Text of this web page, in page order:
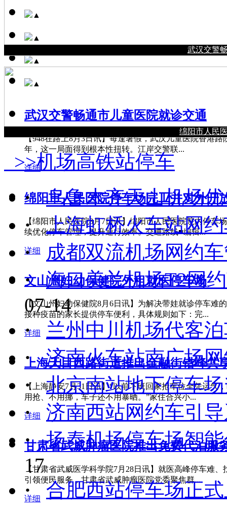
▲
▲
▲
▲
武汉交警畅通市儿童医院就诊交通
【948在路上8月3日讯】每逢暑假，武汉儿童医院香港
年，这一局面得到根本性扭转。江岸交警联...
详细
绵阳市人民医院停车场完工并对外开
【绵阳市人民医院8月7日讯】绵阳市人民医院院内停
续优化停车管理，提升通行效率。交通路线■编辑...
详细
文山州妇幼保健院外租就医停车场
【文山州妇幼保健院8月6日讯】为解决带娃就诊停车难
接种疫苗的家长提供停车便利，具体规则如下：完...
详细
上海天目西路街道推出金融街错峰共
【上海静安7月31日讯】“以前下班回家抢车位全凭运气
用抢、不用挪，车子还不用暴晒。”家住合兴小...
详细
甘肃省武威肿瘤医院推出免费代泊服
【甘肃省武威医学科学院7月28日讯】就医高峰停车难
引领便民服务，甘肃省武威肿瘤医院党委聚焦群...
详细
武汉交警
绵阳市人民
>>机场高铁站停车
· 乌鲁木齐天山机场
· 上海虹桥火车站网
· 成都双流机场网约
· 海口美兰机场T2网
07-14
· 兰州中川机场代客
· 济南火车站南广场
· 北京南站地下停车
· 济南西站网约车引
· 扬泰机场停车场智
17
· 合肥西站停车场正